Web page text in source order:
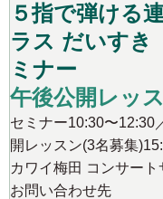
５指で弾ける
ラス だいすき
ミナー
午後公開レッ
セミナー10:30〜12:30
開レッスン(3名募集
カワイ梅田 コンサー
お問い合わせ先